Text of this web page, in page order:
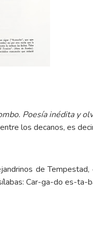
Poesía inédita y
los decanos, es
de
Car-ga-do es-